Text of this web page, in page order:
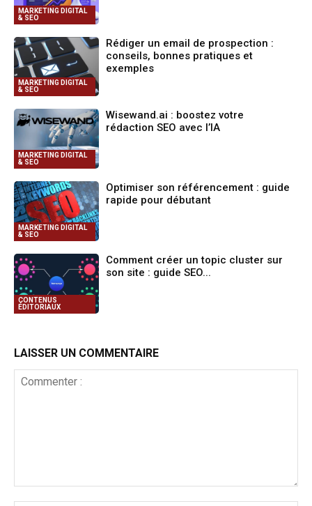
MARKETING DIGITAL
& SEO
MARKETING DIGITAL
& SEO
Rédiger un email de prospection :
conseils, bonnes pratiques et
exemples
MARKETING DIGITAL
& SEO
Wisewand.ai : boostez votre
rédaction SEO avec l’IA
MARKETING DIGITAL
& SEO
Optimiser son référencement : guide
rapide pour débutant
CONTENUS
ÉDITORIAUX
Comment créer un topic cluster sur
son site : guide SEO...
LAISSER UN COMMENTAIRE